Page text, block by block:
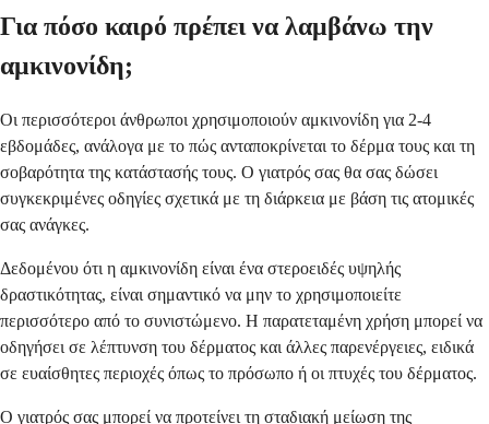
Για πόσο καιρό πρέπει να λαμβάνω την
αμκινονίδη;
Οι περισσότεροι άνθρωποι χρησιμοποιούν αμκινονίδη για 2-4
εβδομάδες, ανάλογα με το πώς ανταποκρίνεται το δέρμα τους και τη
σοβαρότητα της κατάστασής τους. Ο γιατρός σας θα σας δώσει
συγκεκριμένες οδηγίες σχετικά με τη διάρκεια με βάση τις ατομικές
σας ανάγκες.
Δεδομένου ότι η αμκινονίδη είναι ένα στεροειδές υψηλής
δραστικότητας, είναι σημαντικό να μην το χρησιμοποιείτε
περισσότερο από το συνιστώμενο. Η παρατεταμένη χρήση μπορεί να
οδηγήσει σε λέπτυνση του δέρματος και άλλες παρενέργειες, ειδικά
σε ευαίσθητες περιοχές όπως το πρόσωπο ή οι πτυχές του δέρματος.
Ο γιατρός σας μπορεί να προτείνει τη σταδιακή μείωση της